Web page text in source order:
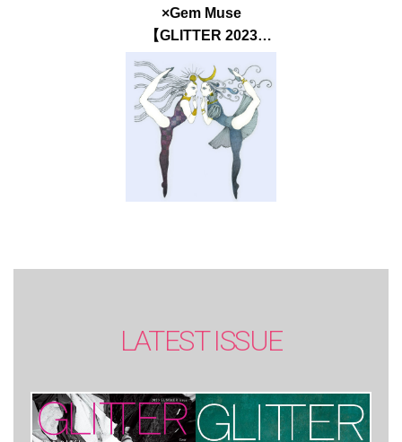
×Gem Muse
【GLITTER 2023
SUMMER issue】
LATEST ISSUE